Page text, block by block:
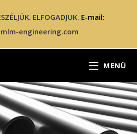
ELFOGADJUK. E-mail:
engineering.com
MENÜ